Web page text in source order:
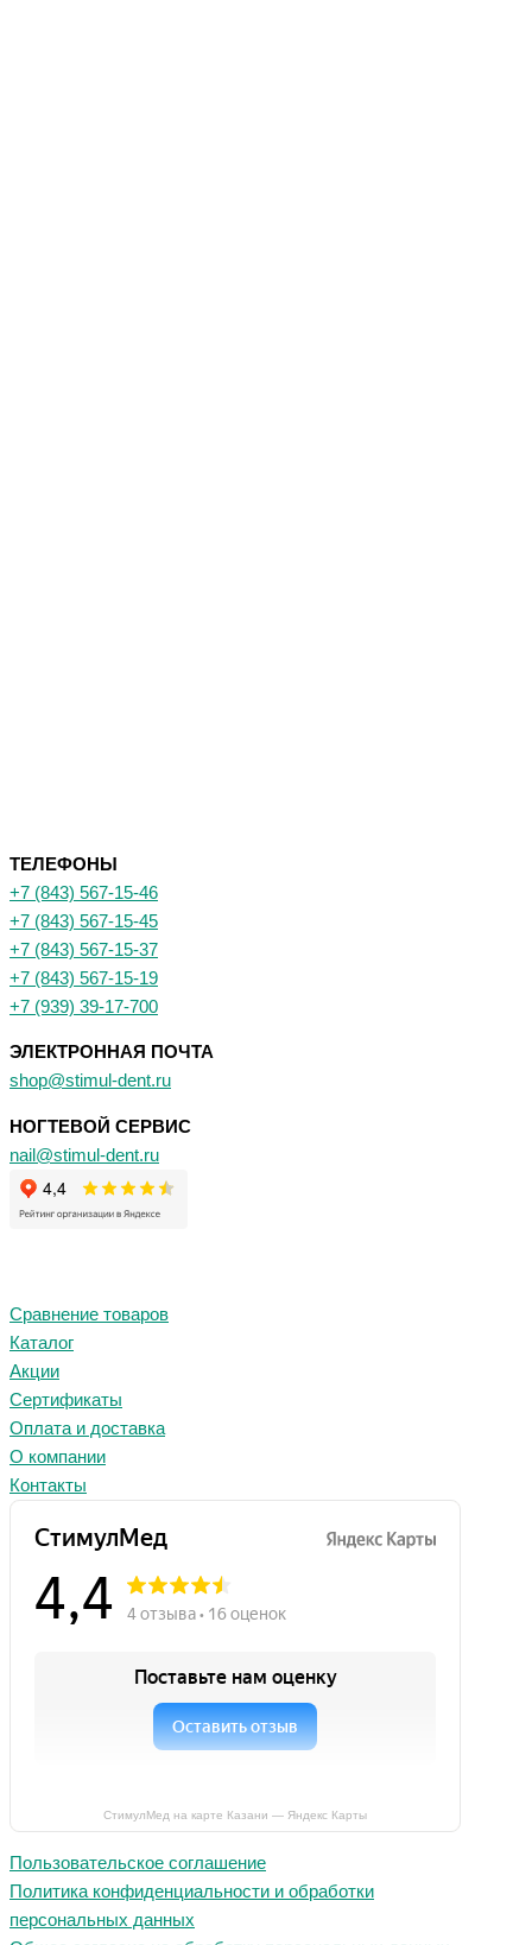
ТЕЛЕФОНЫ
+7 (843) 567-15-46
+7 (843) 567-15-45
+7 (843) 567-15-37
+7 (843) 567-15-19
+7 (939) 39-17-700
ЭЛЕКТРОННАЯ ПОЧТА
shop@stimul-dent.ru
НОГТЕВОЙ СЕРВИС
nail@stimul-dent.ru
Сравнение товаров
Каталог
Акции
Сертификаты
Оплата и доставка
О компании
Контакты
СтимулМед на карте Казани — Яндекс Карты
Пользовательское соглашение
Политика конфиденциальности и обработки
персональных данных